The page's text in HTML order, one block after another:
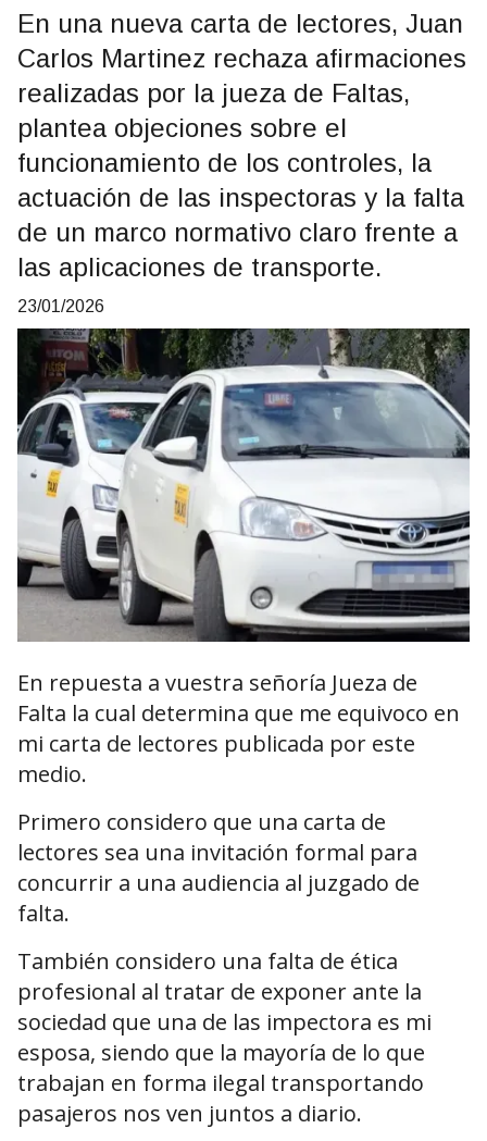
En una nueva carta de lectores, Juan
Carlos Martinez rechaza afirmaciones
realizadas por la jueza de Faltas,
plantea objeciones sobre el
funcionamiento de los controles, la
actuación de las inspectoras y la falta
de un marco normativo claro frente a
las aplicaciones de transporte.
23/01/2026
En repuesta a vuestra señoría Jueza de
Falta la cual determina que me equivoco en
mi carta de lectores publicada por este
medio.
Primero considero que una carta de
lectores sea una invitación formal para
concurrir a una audiencia al juzgado de
falta.
También considero una falta de ética
profesional al tratar de exponer ante la
sociedad que una de las impectora es mi
esposa, siendo que la mayoría de lo que
trabajan en forma ilegal transportando
pasajeros nos ven juntos a diario.